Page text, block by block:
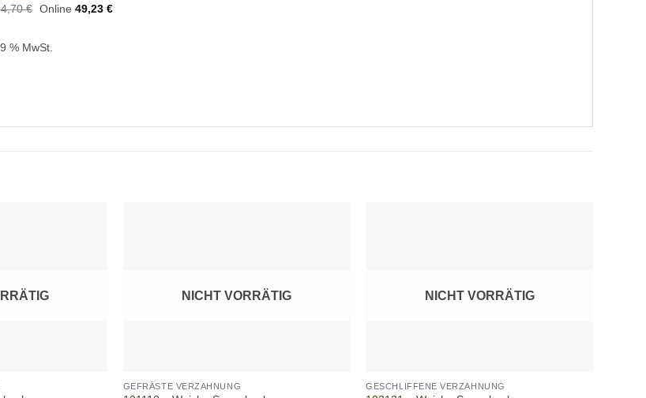
€ Ursprünglicher
54,70 €
Online 49,23 €Aktueller
% MwSt.
NICHT VORRÄTIG
GEFRÄSTE VERZAHNUNG
NICHT VORRÄTIG
GESCHLIFFENE VERZAHNUNG